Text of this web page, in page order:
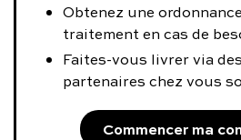
Obtenez une
traitement en cas de
Faites-vous livrer via
partenaires chez vous
Commencer ma